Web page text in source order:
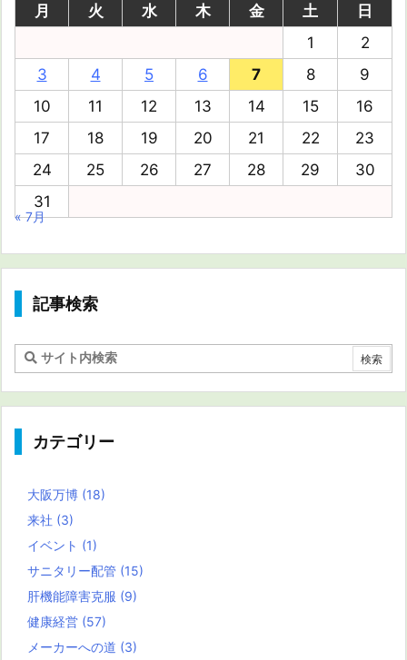
月
火 水 木 金 土
日
1
2
3
4 5 6 7 8
9
10
11 12 13 14 15
16
17
18 19 20 21 22
23
24
25 26 27 28 29
30
31
« 7月
記事検索
カテゴリー
大阪万博 (18)
来社 (3)
イベント (1)
サニタリー配管 (15)
肝機能障害克服 (9)
健康経営 (57)
メーカーへの道 (3)